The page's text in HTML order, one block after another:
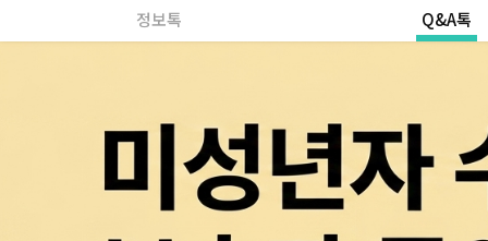
정보톡 Q&A톡